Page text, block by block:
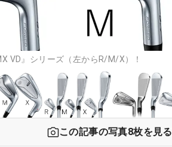
VD』シリーズ（左からR/M/X）！
この記事の写真8枚を見る